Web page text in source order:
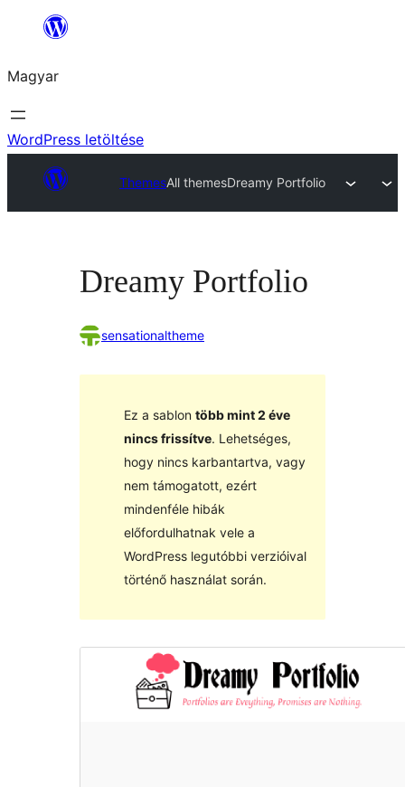
Ugrás
tartalomhoz
Magyar
WordPress letöltése
ThemesAll themesDreamy Portfolio
Dreamy Portfolio
sensationaltheme
Ez a sablon több mint 2 éve
nincs frissítve. Lehetséges,
hogy nincs karbantartva, vagy
nem támogatott, ezért
mindenféle hibák
előfordulhatnak vele a
WordPress legutóbbi verzióival
történő használat során.